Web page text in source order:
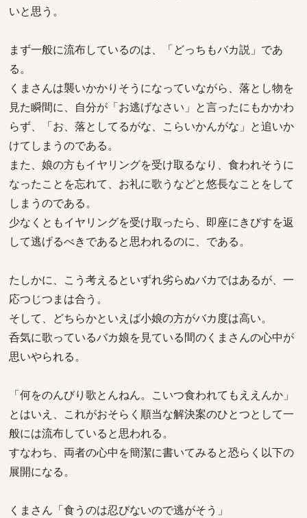
いと思う。
まず一般に流布しているのは、「どっちもバカ説」であ
る。
くまさんは襲いかかりそうになっていながら、落とし物を
見た瞬間に、自分が「お逃げなさい」と言ったにもかかわ
らず、「お、落としてるがな、こらいかんがな」と追いか
けてしまうのである。
また、娘の方もイヤリングを受け取るなり、食われそうに
なったことを忘れて、お礼に歌うなどと悠長なことをして
しまうのである。
少なくともイヤリングを受け取ったら、即座にきびすを返
して逃げるべきであると思われるのに、である。
たしかに、こう考えるといずれ劣らぬバカではあるが、一
応つじつまは合う。
そして、どちらかといえば小娘の方がバカ度は高い。
呑気に歌っているバカ娘を見ている間のくまさんの心中が
思いやられる。
「何をのんびり歌とんねん。こいつ食われてもええんか」
とはいえ、これがおそらく順当な解決案のひとつとして一
般には流布していると思われる。
すなわち、両者の心中を簡潔に書いてみると恐らく以下の
展開になる。
くまさん「食うのは忍びないので逃がそう」